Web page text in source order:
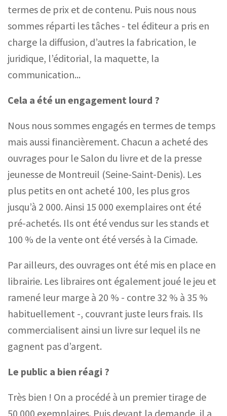
termes de prix et de contenu. Puis nous nous
sommes réparti les tâches - tel éditeur a pris en
charge la diffusion, d’autres la fabrication, le
juridique, l’éditorial, la maquette, la
communication...
Cela a été un engagement lourd ?
Nous nous sommes engagés en termes de temps
mais aussi financièrement. Chacun a acheté des
ouvrages pour le Salon du livre et de la presse
jeunesse de Montreuil (Seine-Saint-Denis). Les
plus petits en ont acheté 100, les plus gros
jusqu’à 2 000. Ainsi 15 000 exemplaires ont été
pré-achetés. Ils ont été vendus sur les stands et
100 % de la vente ont été versés à la Cimade.
Par ailleurs, des ouvrages ont été mis en place en
librairie. Les libraires ont également joué le jeu et
ramené leur marge à 20 % - contre 32 % à 35 %
habituellement -, couvrant juste leurs frais. Ils
commercialisent ainsi un livre sur lequel ils ne
gagnent pas d’argent.
Le public a bien réagi ?
Très bien ! On a procédé à un premier tirage de
50 000 exemplaires. Puis devant la demande, il a